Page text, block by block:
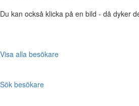
Du kan också klicka på en bild - då dyker
Visa alla besökare
Sök besökare